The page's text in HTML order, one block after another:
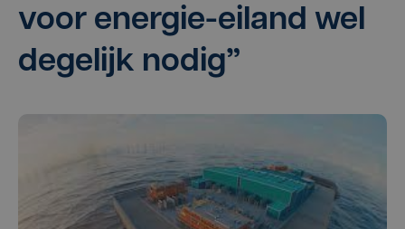
voor ener­gie-eiland wel
dege­lijk nodig”